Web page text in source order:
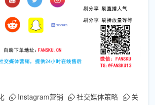
Instagram营销 社交媒体策略
关